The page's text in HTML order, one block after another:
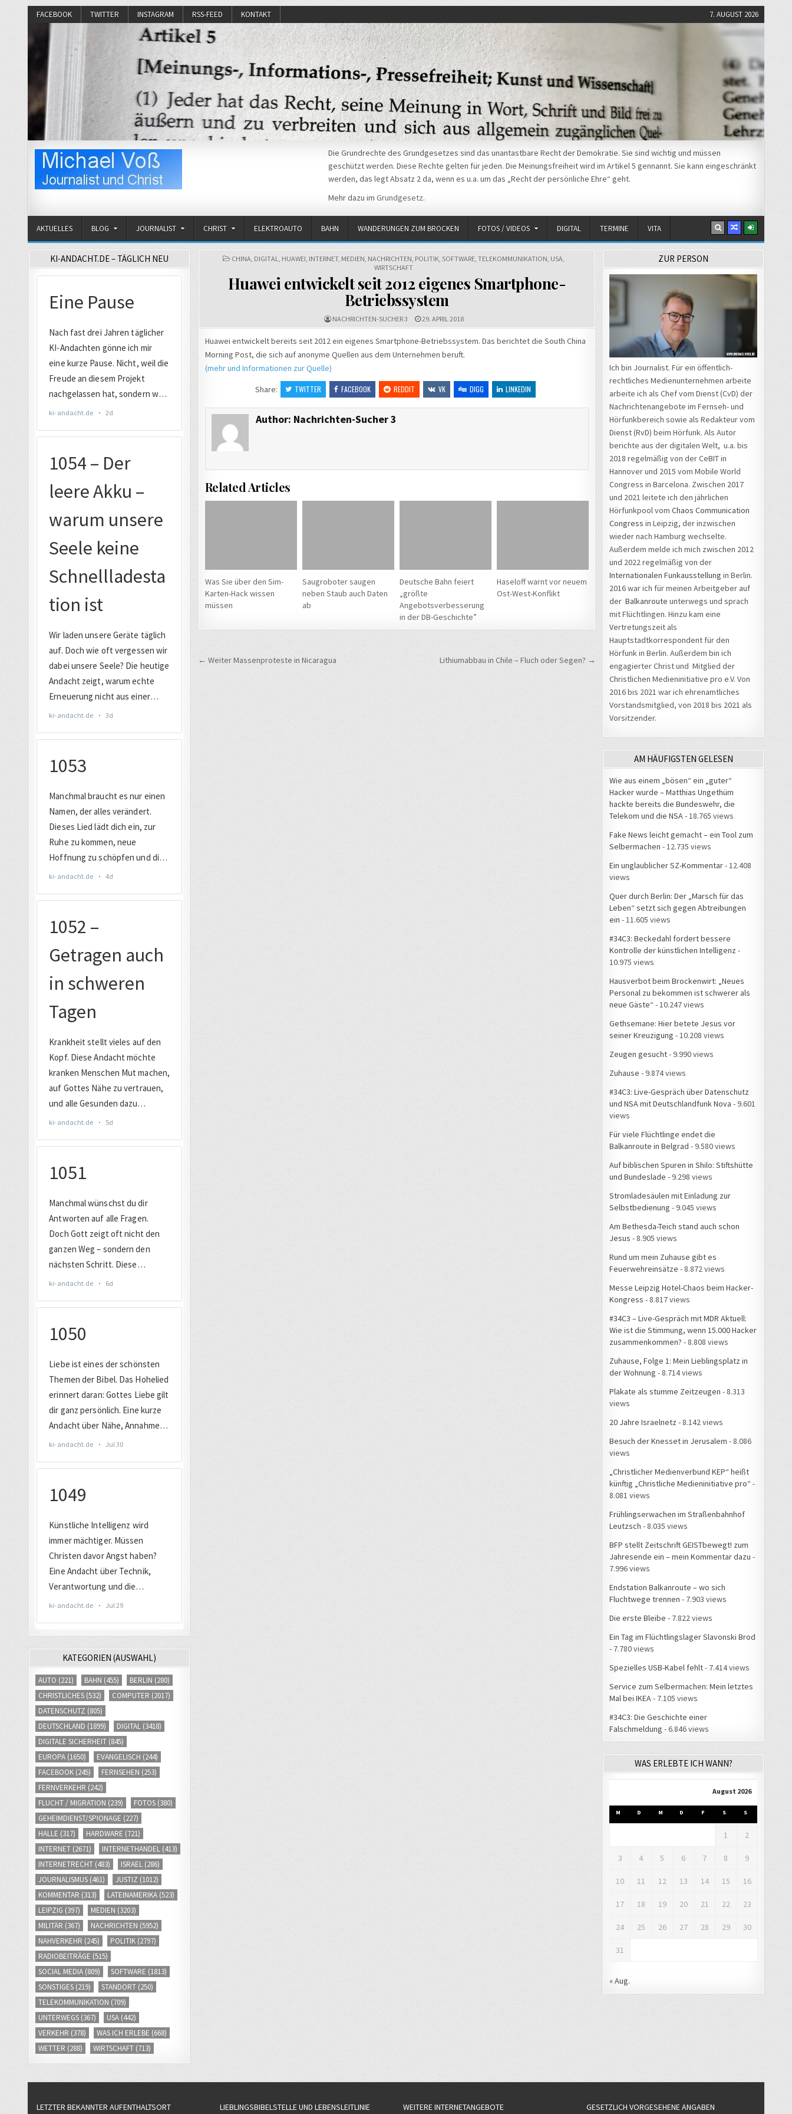
FACEBOOK TWITTER INSTAGRAM RSS-FEED KONTAKT 7. AUGUST 2026
Die Grundrechte des Grundgesetzes sind das unantastbare Recht der Demokratie. Sie sind wichtig und müssen
geschützt werden. Diese Rechte gelten für jeden. Die Meinungsfreiheit wird im Artikel 5 gennannt. Sie kann eingeschränkt
werden, das legt Absatz 2 da, wenn es u.a. um das „Recht der persönliche Ehre“ geht.
Mehr dazu im Grundgesetz.
AKTUELLES BLOG JOURNALIST CHRIST ELEKTROAUTO BAHN WANDERUNGEN ZUM BROCKEN FOTOS / VIDEOS DIGITAL TERMINE VITA
POSTED
CHINA DIGITAL HUAWEI INTERNET, MEDIEN NACHRICHTEN POLITIK SOFTWARE ,TELEKOMMUNIKATION USA
WIRTSCHAFT
Huawei entwickelt seit 2012 eigenes Smartphone-
Betriebssystem
NACHRICHTEN-SUCHER 3 29. APRIL 2018
Huawei entwickelt bereits seit 2012 ein eigenes Smartphone-Betriebssystem. Das berichtet die South China
Morning Post, die sich auf anonyme Quellen aus dem Unternehmen beruft.
(mehr und Informationen zur Quelle)
Share:
TWITTER FACEBOOK REDDIT VK DIGG LINKEDIN
Author: Nachrichten-Sucher 3
Related Articles
Was Sie über den Sim-
Karten-Hack wissen
müssen
Saugroboter saugen
neben Staub auch Daten
ab
Deutsche Bahn feiert
„größte
Angebotsverbesserung
in der DB-Geschichte”
Haseloff warnt vor neuem
Ost-West-Konflikt
Beitragsnavigation Lithiumabbau in Chile – Fluch oder Segen? →
← Weiter Massenproteste in Nicaragua
KI-ANDACHT.DE – TÄGLICH NEU
KATEGORIEN (AUSWAHL)
AUTO (221) BAHN (455) BERLIN (280)
CHRISTLICHES (532) COMPUTER (2017)
DATENSCHUTZ (805)
DEUTSCHLAND (1899) DIGITAL (3418)
DIGITALE SICHERHEIT (845)
EUROPA (1650) EVANGELISCH (244)
FACEBOOK (245) FERNSEHEN (253)
FERNVERKEHR (242)
FLUCHT / MIGRATION (239) FOTOS (380)
GEHEIMDIENST/SPIONAGE (227)
HALLE (317) HARDWARE (721)
INTERNET (2671) INTERNETHANDEL (413)
INTERNETRECHT (483) ISRAEL (286)
JOURNALISMUS (461) JUSTIZ (1012)
KOMMENTAR (313) LATEINAMERIKA (523)
LEIPZIG (397) MEDIEN (3203)
MILITÄR (367) NACHRICHTEN (5952)
NAHVERKEHR (245) POLITIK (2797)
RADIOBEITRÄGE (515)
SOCIAL MEDIA (809) SOFTWARE (1813)
SONSTIGES (219) STANDORT (250)
TELEKOMMUNIKATION (709)
UNTERWEGS (367) USA (442)
VERKEHR (378) WAS ICH ERLEBE (668)
WETTER (288) WIRTSCHAFT (713)
ZUR PERSON
Ich bin Journalist. Für ein öffentlich-
rechtliches Medienunternehmen arbeite
arbeite ich als Chef vom Dienst (CvD) der
Nachrichtenangebote im Fernseh- und
Hörfunkbereich sowie als Redakteur vom
Dienst (RvD) beim Hörfunk. Als Autor
berichte aus der digitalen Welt, u.a. bis
2018 regelmäßig von der CeBIT in
Hannover und 2015 vom Mobile World
Congress in Barcelona. Zwischen 2017
und 2021 leitete ich den jährlichen
Hörfunkpool vom Chaos Communication
Congress in Leipzig, der inzwischen
wieder nach Hamburg wechselte.
Außerdem melde ich mich zwischen 2012
und 2022 regelmäßig von der
Internationalen Funkausstellung in Berlin.
2016 war ich für meinen Arbeitgeber auf
der Balkanroute unterwegs und sprach
mit Flüchtlingen. Hinzu kam eine
Vertretungszeit als
Hauptstadtkorrespondent für den
Hörfunk in Berlin. Außerdem bin ich
engagierter Christ und Mitglied der
Christlichen Medieninitiative pro e.V. Von
2016 bis 2021 war ich ehrenamtliches
Vorstandsmitglied, von 2018 bis 2021 als
Vorsitzender.
AM HÄUFIGSTEN GELESEN
Wie aus einem „bösen“ ein „guter“
Hacker wurde – Matthias Ungethüm
hackte bereits die Bundeswehr, die
Telekom und die NSA - 18.765 views
Fake News leicht gemacht – ein Tool zum
Selbermachen - 12.735 views
Ein unglaublicher SZ-Kommentar- 12.408
views
Quer durch Berlin: Der „Marsch für das
Leben“ setzt sich gegen Abtreibungen
ein - 11.605 views
#34C3: Beckedahl fordert bessere
Kontrolle der künstlichen Intelligenz -
10.975 views
Hausverbot beim Brockenwirt: „Neues
Personal zu bekommen ist schwerer als
neue Gäste“ - 10.247 views
Gethsemane: Hier betete Jesus vor
seiner Kreuzigung - 10.208 views
Zeugen gesucht- 9.990 views
Zuhause - 9.874 views
#34C3: Live-Gespräch über Datenschutz
und NSA mit Deutschlandfunk Nova - 9.601
views
Für viele Flüchtlinge endet die
Balkanroute in Belgrad - 9.580 views
Auf biblischen Spuren in Shilo: Stiftshütte
und Bundeslade - 9.298 views
Stromladesäulen mit Einladung zur
Selbstbedienung - 9.045 views
Am Bethesda-Teich stand auch schon
Jesus - 8.905 views
Rund um mein Zuhause gibt es
Feuerwehreinsätze - 8.872 views
Messe Leipzig Hotel-Chaos beim Hacker-
Kongress - 8.817 views
#34C3 – Live-Gespräch mit MDR Aktuell:
Wie ist die Stimmung, wenn 15.000 Hacker
zusammenkommen? - 8.808 views
Zuhause, Folge 1: Mein Lieblingsplatz in
der Wohnung - 8.714 views
Plakate als stumme Zeitzeugen - 8.313
views
20 Jahre Israelnetz - 8.142 views
Besuch der Knesset in Jerusalem - 8.086
views
„Christlicher Medienverbund KEP“ heißt
künftig „Christliche Medieninitiative pro“ -
8.081 views
Frühlingserwachen im Straßenbahnhof
Leutzsch - 8.035 views
BFP stellt Zeitschrift GEISTbewegt! zum
Jahresende ein – mein Kommentar dazu -
7.996 views
Endstation Balkanroute – wo sich
Fluchtwege trennen - 7.903 views
Die erste Bleibe - 7.822 views
Ein Tag im Flüchtlingslager Slavonski Brod
- 7.780 views
Spezielles USB-Kabel fehlt- 7.414 views
Service zum Selbermachen: Mein letztes
Mal bei IKEA - 7.105 views
#34C3: Die Geschichte einer
Falschmeldung - 6.846 views
WAS ERLEBTE ICH WANN?
August 2026
M D M D F S S
1 2
3 4 5 6 7 8 9
10 11 12 13 14 15 16
17 18 19 20 21 22 23
24 25 26 27 28 29 30
31
« Aug.
LETZTER BEKANNTER AUFENTHALTSORT LIEBLINGSBIBELSTELLE UND LEBENSLEITLINIE WEITERE INTERNETANGEBOTE GESETZLICH VORGESEHENE ANGABEN